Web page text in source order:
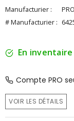
Manufacturier :
# Manufacturier :
En inventaire
Compte PRO
VOIR LES DÉTAILS